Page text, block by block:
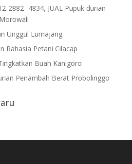
2882- 4834, JUAL Pupuk durian
Unggul Lumajang
Rahasia Petani Cilacap
Buah Kanigoro
Penambah Berat Probolinggo